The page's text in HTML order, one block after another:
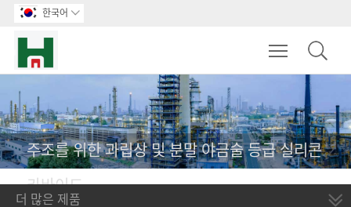
한국어 
Toggle
주조를 위한 과립상 및 분말 야금술 등급 실리콘
카바이드
더 많은 제품